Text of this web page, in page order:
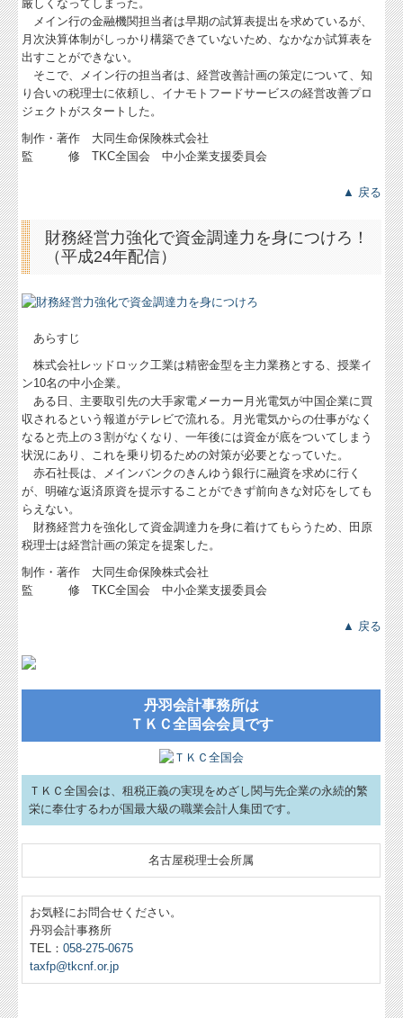
厳しくなってしまった。
メイン行の金融機関担当者は早期の試算表提出を求めているが、
月次決算体制がしっかり構築できていないため、なかなか試算表を
出すことができない。
そこで、メイン行の担当者は、経営改善計画の策定について、知
り合いの税理士に依頼し、イナモトフードサービスの経営改善プロ
ジェクトがスタートした。
制作・著作 大同生命保険株式会社
監 修 TKC全国会 中小企業支援委員会
▲ 戻る
財務経営力強化で資金調達力を身につけろ！
（平成24年配信）
あらすじ
株式会社レッドロック工業は精密金型を主力業務とする、授業イ
ン10名の中小企業。
ある日、主要取引先の大手家電メーカー月光電気が中国企業に買
収されるという報道がテレビで流れる。月光電気からの仕事がなく
なると売上の３割がなくなり、一年後には資金が底をついてしまう
状況にあり、これを乗り切るための対策が必要となっていた。
赤石社長は、メインバンクのきんゆう銀行に融資を求めに行く
が、明確な返済原資を提示することができず前向きな対応をしても
らえない。
財務経営力を強化して資金調達力を身に着けてもらうため、田原
税理士は経営計画の策定を提案した。
制作・著作 大同生命保険株式会社
監 修 TKC全国会 中小企業支援委員会
▲ 戻る
丹羽会計事務所は
ＴＫＣ全国会会員です
ＴＫＣ全国会は、租税正義の実現をめざし関与先企業の永続的繁
栄に奉仕するわが国最大級の職業会計人集団です。
名古屋税理士会所属
お気軽にお問合せください。
丹羽会計事務所
TEL：058-275-0675
taxfp@tkcnf.or.jp